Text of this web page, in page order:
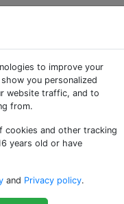
Zeile
to improve your
you personalized
website traffic, and to
from.
cookies and other tracking
years old or have
and Privacy policy.